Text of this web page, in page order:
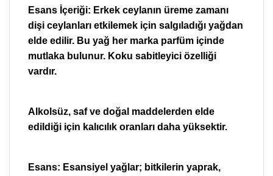
Esans İçeriği: Erkek ceylanın üreme zamanı
dişi ceylanları etkilemek için salgıladığı yağdan
elde edilir. Bu yağ her marka parfüm içinde
mutlaka bulunur. Koku sabitleyici özelliği
vardır.
Alkolsüz, saf ve doğal maddelerden elde
edildiği için kalıcılık oranları daha yüksektir.
Esans: Esansiyel yağlar; bitkilerin yaprak,